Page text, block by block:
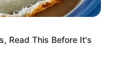
Read This Before It's